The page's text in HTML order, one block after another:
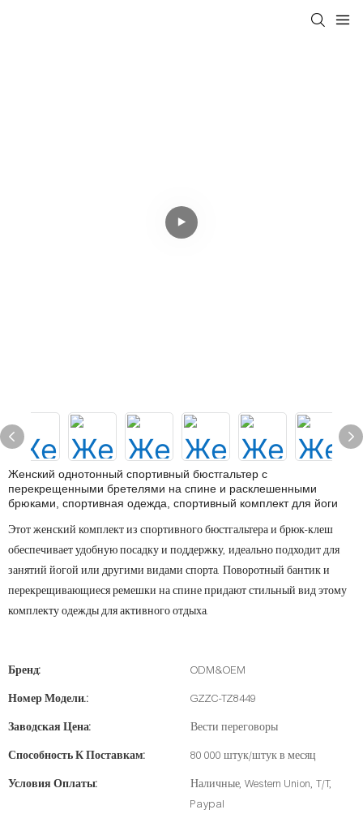
Женский однотонный спортивный бюстгальтер с
перекрещенными бретелями на спине и расклешенными
брюками, спортивная одежда, спортивный комплект для йоги
Этот женский комплект из спортивного бюстгальтера и брюк-клеш
обеспечивает удобную посадку и поддержку, идеально подходит для
занятий йогой или другими видами спорта. Поворотный бантик и
перекрещивающиеся ремешки на спине придают стильный вид этому
комплекту одежды для активного отдыха.
Бренд: ODM&OEM
Номер Модели.: GZZC-TZ8449
Заводская Цена: Вести переговоры
Способность К Поставкам: 80 000 штук/штук в месяц
Условия Оплаты:
Наличные, Western Union, T/T,
Paypal